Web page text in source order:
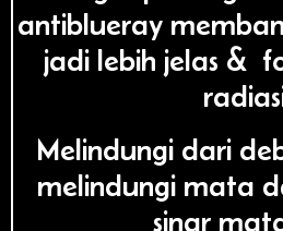
antiblueray
jadi lebih jelas &
Melindungi dari
melindungi mata
sinar